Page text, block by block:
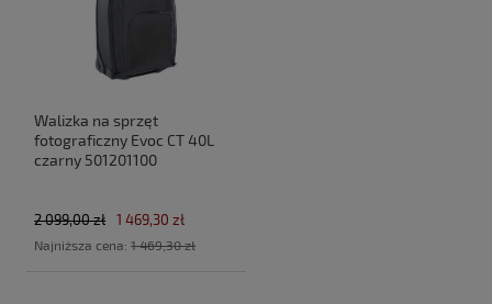
Walizka na sprzęt
fotograficzny Evoc CT 40L
czarny 501201100
1 469,30 zł
2 099,00 zł
Najniższa cena:1 469,30 zł